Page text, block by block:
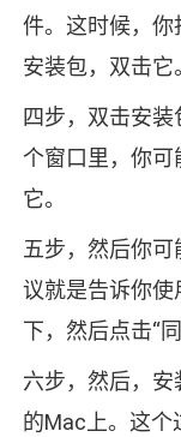
件。这时候，
安装包，双击它
四步，双击安
个窗口里，你可
它。
五步，然后你
议就是告诉你
下，然后点击“
六步，然后，
的Mac上。这个